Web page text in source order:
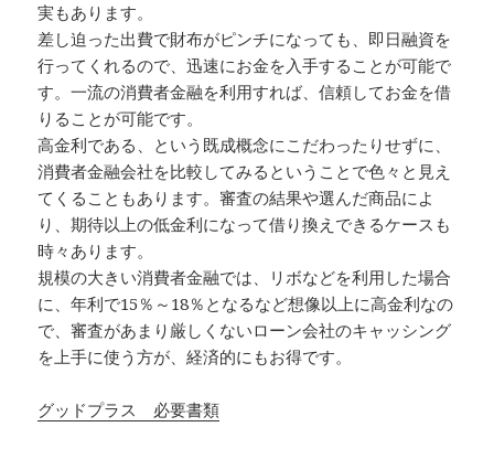
実もあります。
差し迫った出費で財布がピンチになっても、即日融資を
行ってくれるので、迅速にお金を入手することが可能で
す。一流の消費者金融を利用すれば、信頼してお金を借
りることが可能です。
高金利である、という既成概念にこだわったりせずに、
消費者金融会社を比較してみるということで色々と見え
てくることもあります。審査の結果や選んだ商品によ
り、期待以上の低金利になって借り換えできるケースも
時々あります。
規模の大きい消費者金融では、リボなどを利用した場合
に、年利で15％～18％となるなど想像以上に高金利なの
で、審査があまり厳しくないローン会社のキャッシング
を上手に使う方が、経済的にもお得です。
グッドプラス 必要書類